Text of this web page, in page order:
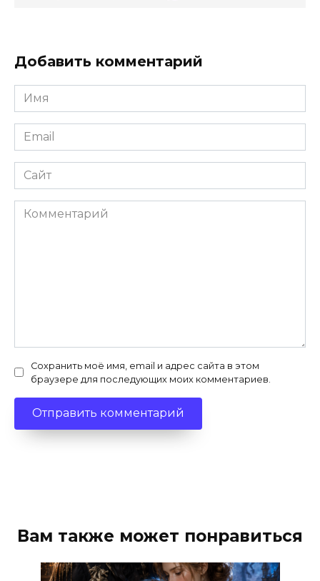
Добавить комментарий
Имя
*
Email
*
Сайт
Комментарий
Сохранить моё имя, email и адрес сайта в этом
браузере для последующих моих комментариев.
Вам также может понравиться